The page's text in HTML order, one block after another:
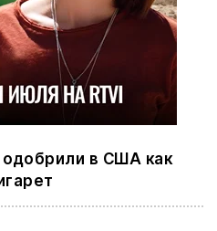
одобрили в США как